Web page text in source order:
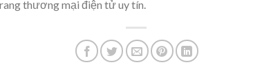
thương mại điện tử uy tín.